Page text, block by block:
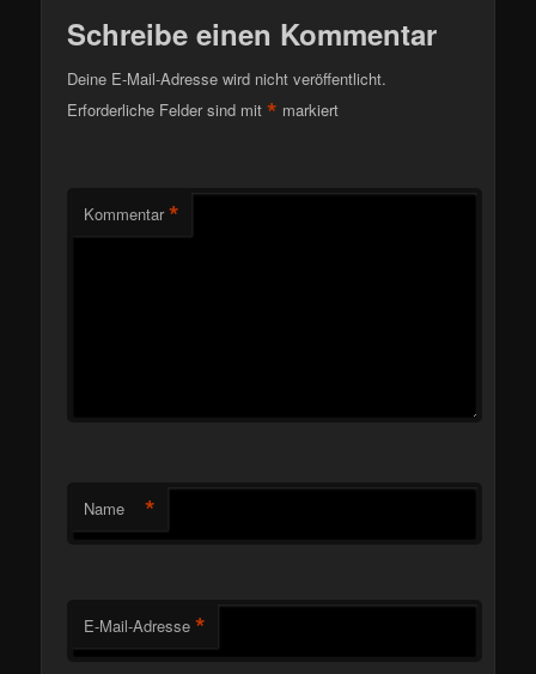
Schreibe einen Kommentar
Deine E-Mail-Adresse wird nicht veröffentlicht.
Erforderliche Felder sind mit* markiert
Kommentar *
Name *
E-Mail-Adresse *